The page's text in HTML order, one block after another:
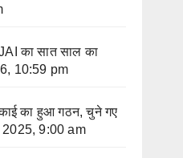
का सात साल का
10:59 pm
का हुआ गठन, चुने गए
9:00 am